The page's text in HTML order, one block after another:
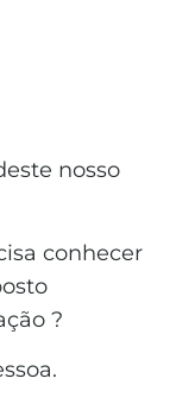
nosso
conhecer
?